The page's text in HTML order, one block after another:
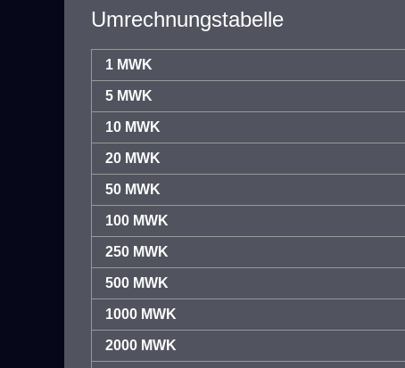
Umrechnungstabelle
1 MWK
5 MWK
10 MWK
20 MWK
50 MWK
100 MWK
250 MWK
500 MWK
1000 MWK
2000 MWK